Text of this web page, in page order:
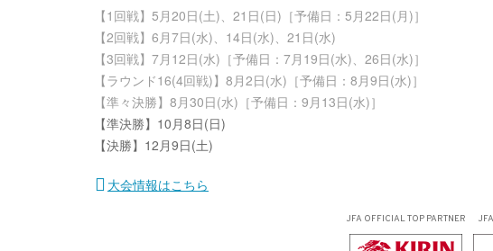
【1回戦】5月20日(土)、21日(日)［予備日：5月22日(月)］
【2回戦】6月7日(水)、14日(水)、21日(水)
【3回戦】7月12日(水)［予備日：7月19日(水)、26日(水)］
【ラウンド16(4回戦)】8月2日(水)［予備日：8月9日(水)］
【準々決勝】8月30日(水)［予備日：9月13日(水)］
【準決勝】10月8日(日)
【決勝】12月9日(土)
大会情報はこちら
JFA OFFICIALTOP PARTNER